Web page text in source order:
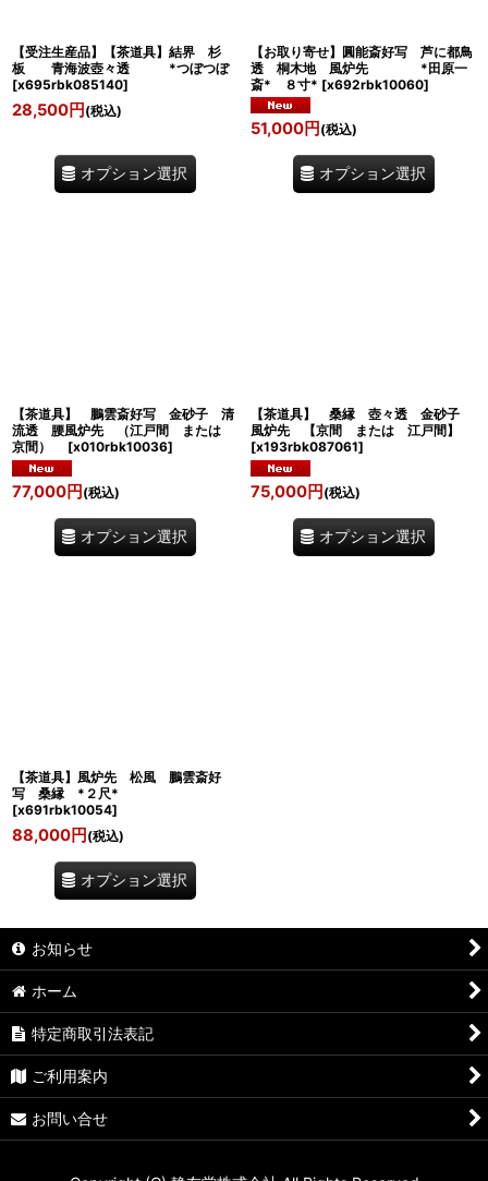
【受注生産品】【茶道具】結界 杉
板 青海波壺々透 *つぼつぼ
[x695rbk085140]
28,500円 (税込)
オプション選択
【お取り寄せ】圓能斎好写 芦に都鳥
透 桐木地 風炉先 *田原一
斎* ８寸* [x692rbk10060]
51,000円 (税込)
オプション選択
【茶道具】 鵬雲斎好写 金砂子 清
流透 腰風炉先 （江戸間 または
京間）
[x010rbk10036]
77,000円 (税込)
オプション選択
【茶道具】 桑縁 壺々透 金砂子
風炉先 【京間 または 江戸間】
[x193rbk087061]
75,000円 (税込)
オプション選択
【茶道具】風炉先 松風 鵬雲斎好
写 桑縁 *２尺*
[x691rbk10054]
88,000円 (税込)
オプション選択
お知らせ
ホーム
特定商取引法表記
ご利用案内
お問い合せ